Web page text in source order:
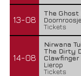
13-08
The Ghost
Tickets
14-08
Nirwana
The Dirty
Clawfinger
Lierop
Tickets